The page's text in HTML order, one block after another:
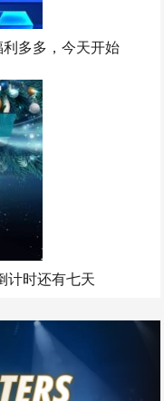
多多，今天开始
计时还有七天